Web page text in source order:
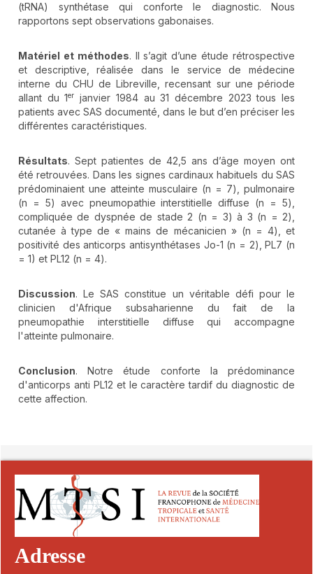
(tRNA) synthétase qui conforte le diagnostic. Nous
rapportons sept observations gabonaises.
Matériel et méthodes. Il s’agit d’une étude rétrospective
et descriptive, réalisée dans le service de médecine
interne du CHU de Libreville, recensant sur une période
allant du 1er
janvier 1984 au 31 décembre 2023 tous les
patients avec SAS documenté, dans le but d’en préciser les
différentes caractéristiques.
Résultats. Sept patientes de 42,5 ans d’âge moyen ont
été retrouvées. Dans les signes cardinaux habituels du SAS
prédominaient une atteinte musculaire (n = 7), pulmonaire
(n = 5) avec pneumopathie interstitielle diffuse (n = 5),
compliquée de dyspnée de stade 2 (n = 3) à 3 (n = 2),
cutanée à type de « mains de mécanicien » (n = 4), et
positivité des anticorps antisynthétases Jo-1 (n = 2), PL7 (n
= 1) et PL12 (n = 4).
Discussion. Le SAS constitue un véritable défi pour le
clinicien d'Afrique subsaharienne du fait de la
pneumopathie interstitielle diffuse qui accompagne
l'atteinte pulmonaire.
Conclusion. Notre étude conforte la prédominance
d'anticorps anti PL12 et le caractère tardif du diagnostic de
cette affection.
Adresse